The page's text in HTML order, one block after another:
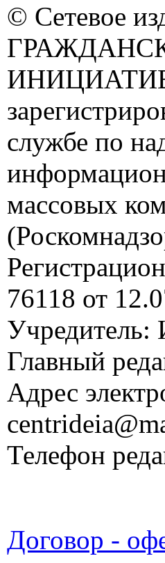
© Сетевое
службе по
массовых
76118 от
Учредитель:
Главный
Адрес
Телефон
Договор -